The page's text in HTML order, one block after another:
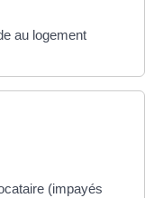
au logement
(impayés